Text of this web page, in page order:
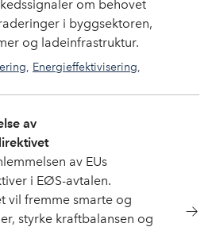
om behovet
i byggsektoren,
og ladeinfrastruktur.
, Energieffektivisering,
av
av EUs
i EØS-avtalen.
vil fremme smarte og
styrke kraftbalansen og